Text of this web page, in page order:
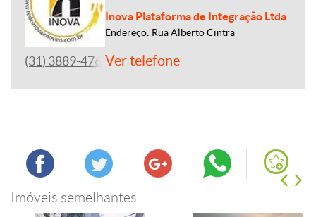
Inova Plataforma de Integração Ltda
Endereço: Rua Alberto Cintra
(31) 3889-4765Ver telefone
Imóveis semelhantes